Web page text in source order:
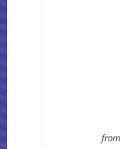
from